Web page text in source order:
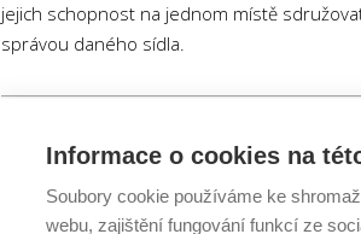
jejich schopnost na jednom místě
správou daného sídla.
Informace o cookies na
Soubory cookie používáme ke
webu, zajištění fungování funkcí ze